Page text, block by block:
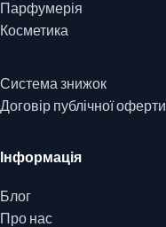
Парфумерія
Косметика
Система знижок
Договір публічної оферти
Інформація
Блог
Про нас